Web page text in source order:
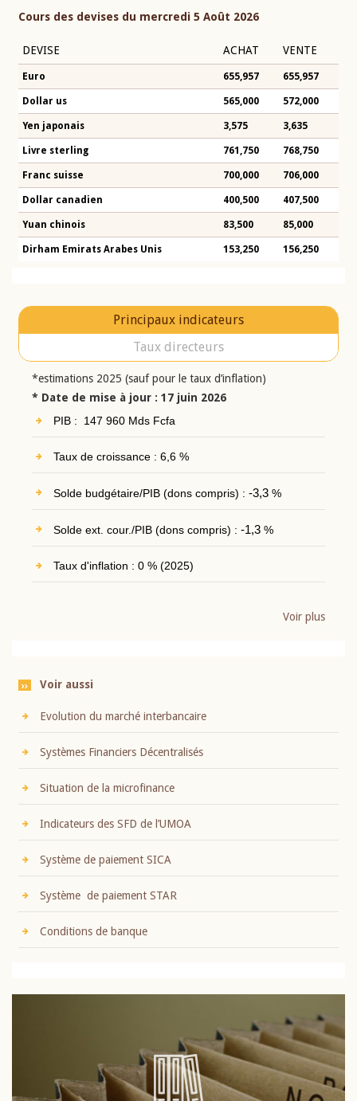
Cours des devises du mercredi 5 Août 2026
DEVISE ACHAT VENTE
Euro 655,957 655,957
Dollar us 565,000 572,000
Yen japonais 3,575 3,635
Livre sterling 761,750 768,750
Franc suisse 700,000 706,000
Dollar canadien 400,500 407,500
Yuan chinois 83,500 85,000
Dirham Emirats Arabes Unis 153,250 156,250
Principaux indicateurs
Taux directeurs
*estimations 2025 (sauf pour le taux d’inflation)
* Date de mise à jour : 17 juin 2026
PIB : 147 960 Mds Fcfa
Taux de croissance : 6,6 %
Solde budgétaire/PIB (dons compris) : -3,3%
Solde ext. cour./PIB (dons compris) : -1,3%
Taux d'inflation : 0 % (2025)
Voir plus
Voir aussi
Evolution du marché interbancaire
Systèmes Financiers Décentralisés
Situation de la microfinance
Indicateurs des SFD de l’UMOA
Système de paiement SICA
Système de paiement STAR
Conditions de banque